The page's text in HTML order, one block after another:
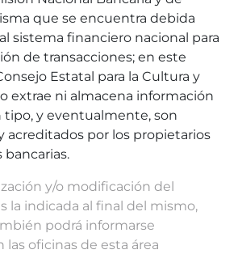
que se encuentra debida
sistema financiero nacional para
de transacciones; en este
Estatal para la Cultura y
extrae ni almacena información
y eventualmente, son
acreditados por los propietarios
y/o modificación del
la indicada al final del mismo,
podrá informarse
oficinas de esta área